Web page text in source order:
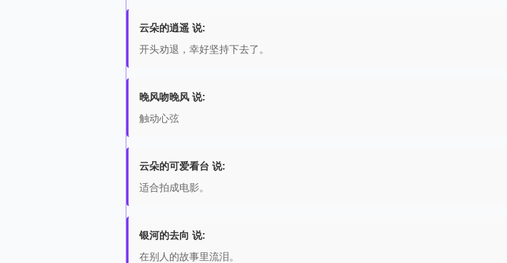
云朵的逍遥 说:
开头劝退，幸好坚持下去了。
晚风吻晚风 说:
触动心弦
云朵的可爱看台 说:
适合拍成电影。
银河的去向 说:
在别人的故事里流泪。